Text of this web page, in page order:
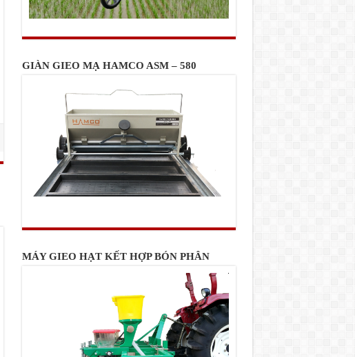
GIÀN GIEO MẠ HAMCO ASM – 580
MÁY GIEO HẠT KẾT HỢP BÓN PHÂN